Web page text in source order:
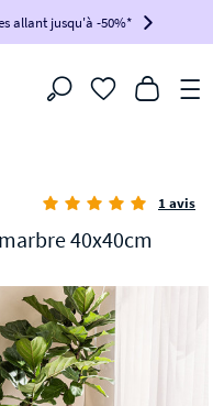
!
BIKINI100
de page-
allant jusqu'à -50%*
Filtrer
40x40cm
1 avis